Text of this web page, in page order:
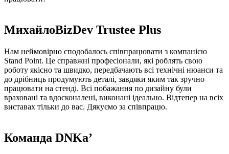
МихайлоBizDev Trustee Plus
Нам неймовірно сподобалось співпрацювати з компанією
Stand Point. Це справжні професіонали, які роблять свою
роботу якісно та швидко, передбачають всі технічні нюанси та
до дрібниць продумують деталі, завдяки яким так зручно
працювати на стенді. Всі побажання по дизайну були
враховані та вдосконалені, виконані ідеально. Відтепер на всіх
виставах тільки до вас. Дякуємо за співпрацю.
Команда DNKa’